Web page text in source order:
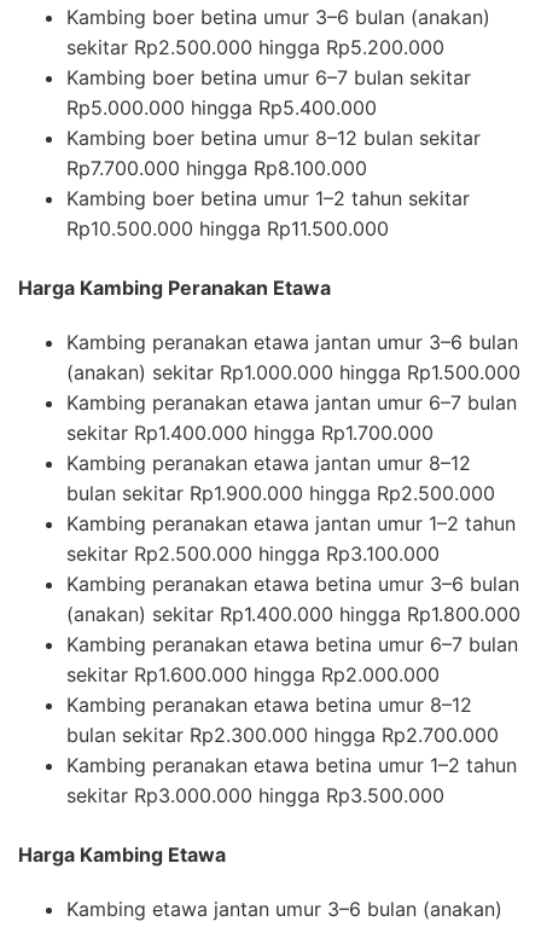
Kambing boer betina umur 3–6 bulan (anakan)
sekitar Rp2.500.000 hingga Rp5.200.000
Kambing boer betina umur 6–7 bulan sekitar
Rp5.000.000 hingga Rp5.400.000
Kambing boer betina umur 8–12 bulan sekitar
Rp7.700.000 hingga Rp8.100.000
Kambing boer betina umur 1–2 tahun sekitar
Rp10.500.000 hingga Rp11.500.000
Harga Kambing Peranakan Etawa
Kambing peranakan etawa jantan umur 3–6 bulan
(anakan) sekitar Rp1.000.000 hingga Rp1.500.000
Kambing peranakan etawa jantan umur 6–7 bulan
sekitar Rp1.400.000 hingga Rp1.700.000
Kambing peranakan etawa jantan umur 8–12
bulan sekitar Rp1.900.000 hingga Rp2.500.000
Kambing peranakan etawa jantan umur 1–2 tahun
sekitar Rp2.500.000 hingga Rp3.100.000
Kambing peranakan etawa betina umur 3–6 bulan
(anakan) sekitar Rp1.400.000 hingga Rp1.800.000
Kambing peranakan etawa betina umur 6–7 bulan
sekitar Rp1.600.000 hingga Rp2.000.000
Kambing peranakan etawa betina umur 8–12
bulan sekitar Rp2.300.000 hingga Rp2.700.000
Kambing peranakan etawa betina umur 1–2 tahun
sekitar Rp3.000.000 hingga Rp3.500.000
Harga Kambing Etawa
Kambing etawa jantan umur 3–6 bulan (anakan)